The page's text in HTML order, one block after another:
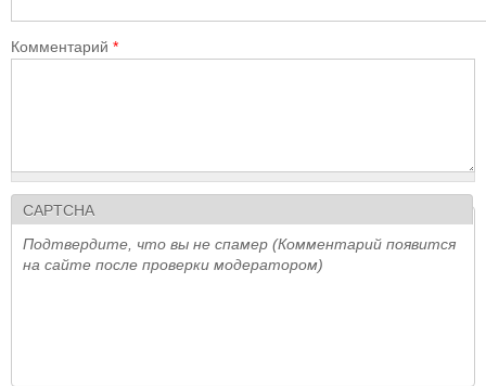
Комментарий *
CAPTCHA
Подтвердите, что вы не спамер (Комментарий появится
на сайте после проверки модератором)